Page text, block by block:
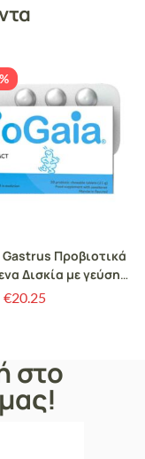
Gastrus Προβιοτικά
Δισκία με γεύση
Μέντα, 30
€20.25
στο